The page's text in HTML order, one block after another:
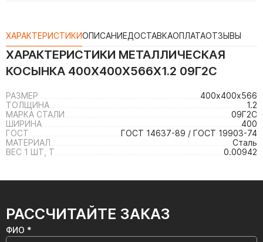
ХАРАКТЕРИСТИКИОПИСАНИЕДОСТАВКАОПЛАТАОТЗЫВЫ
ХАРАКТЕРИСТИКИ МЕТАЛЛИЧЕСКАЯ
КОСЫНКА 400Х400Х566Х1.2 09Г2С
РАЗМЕР
400х400х566
ТОЛЩИНА
1.2
МАРКА СТАЛИ
09Г2С
ШИРИНА
400
ГОСТ
ГОСТ 14637-89 / ГОСТ 19903-74
МАТЕРИАЛ
Сталь
ВЕС 1 ШТ, Т
0.00942
РАССЧИТАЙТЕ ЗАКАЗ
ФИО *